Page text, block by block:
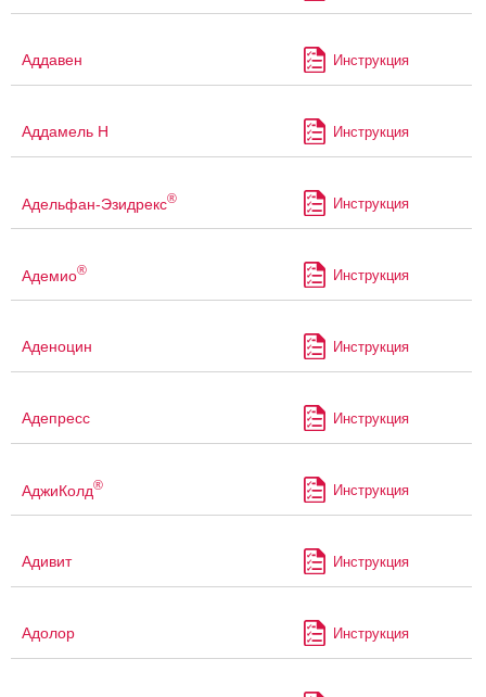
Аддавен Инструкция
Аддамель Н Инструкция
Адельфан-Эзидрекс® Инструкция
Адемио® Инструкция
Аденоцин Инструкция
Адепресс Инструкция
АджиКолд® Инструкция
Адивит Инструкция
Адолор Инструкция